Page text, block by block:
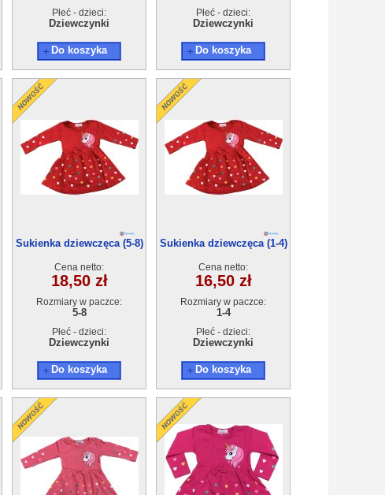
Płeć - dzieci:
Dziewczynki
Do koszyka
Płeć - dzieci:
Dziewczynki
Do koszyka
Sukienka dziewczęca (5-8)
Cena netto:
18,50 zł
Rozmiary w paczce:
5-8
Płeć - dzieci:
Dziewczynki
Do koszyka
Sukienka dziewczęca (1-4)
Cena netto:
16,50 zł
Rozmiary w paczce:
1-4
Płeć - dzieci:
Dziewczynki
Do koszyka